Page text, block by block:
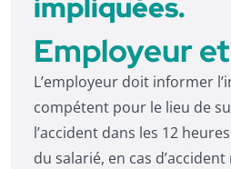
Employeur
L’employeur doit informer
compétent pour le lieu de
l’accident dans les 12
du salarié, en cas